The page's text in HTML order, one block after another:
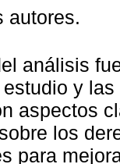
autores.
análisis
y
aspectos
los
para